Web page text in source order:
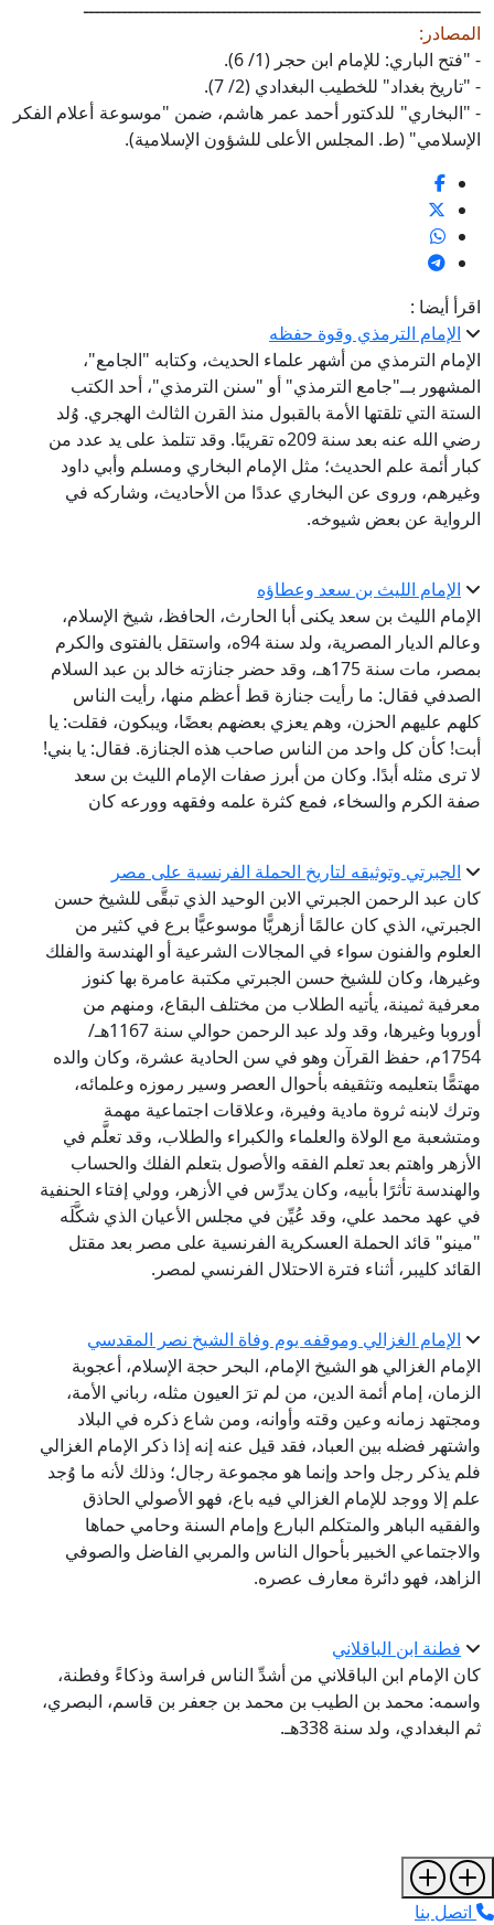
ــــــــــــــــــــــــــــــــــــــــــــــــــــــــــــــــــــــــ
المصادر:
- "فتح الباري: للإمام ابن حجر (1/ 6).
- "تاريخ بغداد" للخطيب البغدادي (2/ 7).
- "البخاري" للدكتور أحمد عمر هاشم، ضمن "موسوعة أعلام الفكر
الإسلامي" (ط. المجلس الأعلى للشؤون الإسلامية).
اقرأ أيضا :
الإمام الترمذي وقوة حفظه
الإمام الترمذي من أشهر علماء الحديث، وكتابه "الجامع"،
المشهور بــ"جامع الترمذي" أو "سنن الترمذي"، أحد الكتب
الستة التي تلقتها الأمة بالقبول منذ القرن الثالث الهجري. وُلد
رضي الله عنه بعد سنة 209ه تقريبًا. وقد تتلمذ على يد عدد من
كبار أئمة علم الحديث؛ مثل الإمام البخاري ومسلم وأبي داود
وغيرهم، وروى عن البخاري عددًا من الأحاديث، وشاركه في
الرواية عن بعض شيوخه.
الإمام الليث بن سعد وعطاؤه
الإمام الليث بن سعد يكنى أبا الحارث، الحافظ، شيخ الإسلام،
وعالم الديار المصرية، ولد سنة 94ه، واستقل بالفتوى والكرم
بمصر، مات سنة 175هـ، وقد حضر جنازته خالد بن عبد السلام
الصدفي فقال: ما رأيت جنازة قط أعظم منها، رأيت الناس
كلهم عليهم الحزن، وهم يعزي بعضهم بعضًا، ويبكون، فقلت: يا
أبت! كأن كل واحد من الناس صاحب هذه الجنازة. فقال: يا بني!
لا ترى مثله أبدًا. وكان من أبرز صفات الإمام الليث بن سعد
صفة الكرم والسخاء، فمع كثرة علمه وفقهه وورعه كان
الجبرتي وتوثيقه لتاريخ الحملة الفرنسية على مصر
كان عبد الرحمن الجبرتي الابن الوحيد الذي تبقَّى للشيخ حسن
الجبرتي، الذي كان عالمًا أزهريًّا موسوعيًّا برع في كثير من
العلوم والفنون سواء في المجالات الشرعية أو الهندسة والفلك
وغيرها، وكان للشيخ حسن الجبرتي مكتبة عامرة بها كنوز
معرفية ثمينة، يأتيه الطلاب من مختلف البقاع، ومنهم من
أوروبا وغيرها، وقد ولد عبد الرحمن حوالي سنة 1167هـ/
1754م، حفظ القرآن وهو في سن الحادية عشرة، وكان والده
مهتمًّا بتعليمه وتثقيفه بأحوال العصر وسير رموزه وعلمائه،
وترك لابنه ثروة مادية وفيرة، وعلاقات اجتماعية مهمة
ومتشعبة مع الولاة والعلماء والكبراء والطلاب، وقد تعلَّم في
الأزهر واهتم بعد تعلم الفقه والأصول بتعلم الفلك والحساب
والهندسة تأثرًا بأبيه، وكان يدرِّس في الأزهر، وولي إفتاء الحنفية
في عهد محمد علي، وقد عُيِّن في مجلس الأعيان الذي شكَّلَه
"مينو" قائد الحملة العسكرية الفرنسية على مصر بعد مقتل
القائد كليبر، أثناء فترة الاحتلال الفرنسي لمصر.
الإمام الغزالي وموقفه يوم وفاة الشيخ نصر المقدسي
الإمام الغزالي هو الشيخ الإمام، البحر حجة الإسلام، أعجوبة
الزمان، إمام أئمة الدين، من لم ترَ العيون مثله، رباني الأمة،
ومجتهد زمانه وعين وقته وأوانه، ومن شاع ذكره في البلاد
واشتهر فضله بين العباد، فقد قيل عنه إنه إذا ذكر الإمام الغزالي
فلم يذكر رجل واحد وإنما هو مجموعة رجال؛ وذلك لأنه ما وُجد
علم إلا ووجد للإمام الغزالي فيه باع، فهو الأصولي الحاذق
والفقيه الباهر والمتكلم البارع وإمام السنة وحامي حماها
والاجتماعي الخبير بأحوال الناس والمربي الفاضل والصوفي
الزاهد، فهو دائرة معارف عصره.
فطنة ابن الباقلاني
كان الإمام ابن الباقلاني من أشدِّ الناس فراسة وذكاءً وفطنة،
واسمه: محمد بن الطيب بن محمد بن جعفر بن قاسم، البصري،
ثم البغدادي، ولد سنة 338هـ.
اتصل بنا